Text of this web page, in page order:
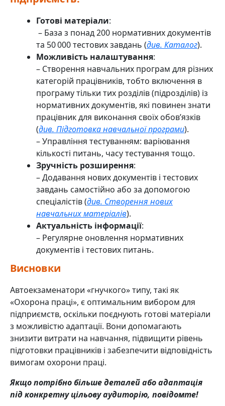
Готові матеріали:
– База з понад 200 нормативних документів
та 50 000 тестових завдань (див. Каталог).
Можливість налаштування:
– Створення навчальних програм для різних
категорій працівників, тобто включення в
програму тільки тих розділів (підрозділів) із
нормативних документів, які повинен знати
працівник для виконання своїх обов’язків
(див. Підготовка навчальної програми).
– Управління тестуванням: варіювання
кількості питань, часу тестування тощо.
Зручність розширення:
– Додавання нових документів і тестових
завдань самостійно або за допомогою
спеціалістів (див. Створення нових
навчальних матеріалів).
Актуальність інформації:
– Регулярне оновлення нормативних
документів і тестових питань.
Висновки
Автоекзаменатори «гнучкого» типу, такі як
«Охорона праці», є оптимальним вибором для
підприємств, оскільки поєднують готові матеріали
з можливістю адаптації. Вони допомагають
знизити витрати на навчання, підвищити рівень
підготовки працівників і забезпечити відповідність
вимогам охорони праці.
Якщо потрібно більше деталей або адаптація
під конкретну цільову аудиторію, повідомте!